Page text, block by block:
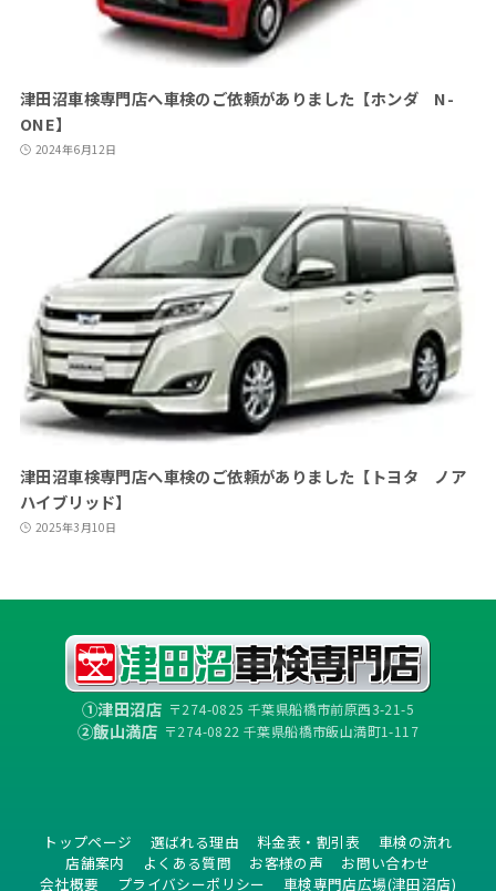
津田沼車検専門店へ車検のご依頼がありました【ホンダ N-
ONE】
2024年6月12日
津田沼車検専門店へ車検のご依頼がありました【トヨタ ノア
ハイブリッド】
2025年3月10日
①津田沼店 〒274-0825 千葉県船橋市前原西3-21-5
②飯山満店 〒274-0822 千葉県船橋市飯山満町1-117
トップページ 選ばれる理由 料金表・割引表
車検の流れ
店舗案内
よくある質問 お客様の声
お問い合わせ
会社概要
プライバシーポリシー 車検専門店広場(津田沼店)